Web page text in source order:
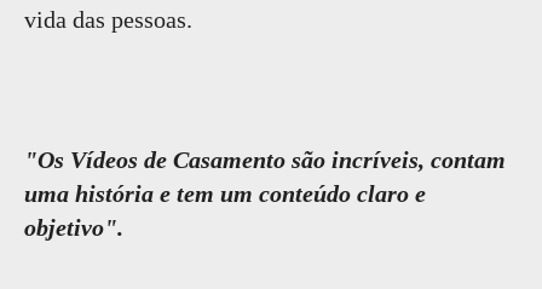
vida das pessoas.
"Os Vídeos de Casamento são incríveis, contam
uma história e tem um conteúdo claro e
objetivo".